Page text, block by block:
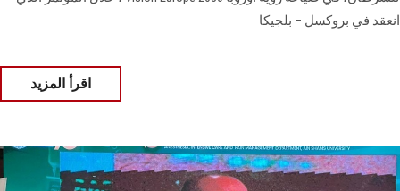
انعقد في بروكسل – بلجيكا
اقرأ المزيد